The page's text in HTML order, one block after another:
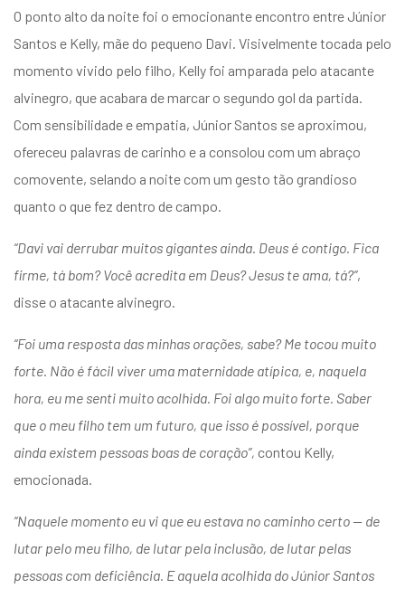
O ponto alto da noite foi o emocionante encontro entre Júnior
Santos e Kelly, mãe do pequeno Davi. Visivelmente tocada pelo
momento vivido pelo filho, Kelly foi amparada pelo atacante
alvinegro, que acabara de marcar o segundo gol da partida.
Com sensibilidade e empatia, Júnior Santos se aproximou,
ofereceu palavras de carinho e a consolou com um abraço
comovente, selando a noite com um gesto tão grandioso
quanto o que fez dentro de campo.
“Davi vai derrubar muitos gigantes ainda. Deus é contigo. Fica
firme, tá bom? Você acredita em Deus? Jesus te ama, tá?”,
disse o atacante alvinegro.
“Foi uma resposta das minhas orações, sabe? Me tocou muito
forte. Não é fácil viver uma maternidade atípica, e, naquela
hora, eu me senti muito acolhida. Foi algo muito forte. Saber
que o meu filho tem um futuro, que isso é possível, porque
ainda existem pessoas boas de coração”, contou Kelly,
emocionada.
“Naquele momento eu vi que eu estava no caminho certo — de
lutar pelo meu filho, de lutar pela inclusão, de lutar pelas
pessoas com deficiência. E aquela acolhida do Júnior Santos